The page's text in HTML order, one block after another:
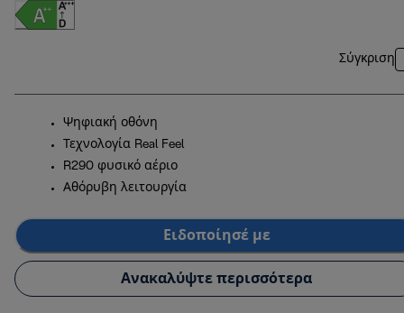
Σύγκριση
Ψηφιακή οθόνη
Τεχνολογία Real Feel
R290 φυσικό αέριο
Αθόρυβη λειτουργία
Ειδοποίησέ με
Ανακαλύψτε περισσότερα